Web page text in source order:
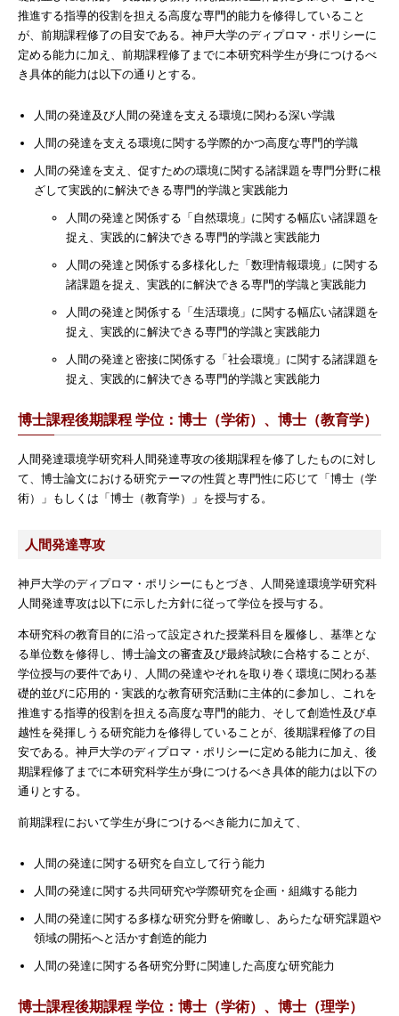
推進する指導的役割を担える高度な専門的能力を修得していること
が、前期課程修了の目安である。神戸大学のディプロマ・ポリシーに
定める能力に加え、前期課程修了までに本研究科学生が身につけるべ
き具体的能力は以下の通りとする。
人間の発達及び人間の発達を支える環境に関わる深い学識
人間の発達を支える環境に関する学際的かつ高度な専門的学識
人間の発達を支え、促すための環境に関する諸課題を専門分野に根
ざして実践的に解決できる専門的学識と実践能力
人間の発達と関係する「自然環境」に関する幅広い諸課題を
捉え、実践的に解決できる専門的学識と実践能力
人間の発達と関係する多様化した「数理情報環境」に関する
諸課題を捉え、実践的に解決できる専門的学識と実践能力
人間の発達と関係する「生活環境」に関する幅広い諸課題を
捉え、実践的に解決できる専門的学識と実践能力
人間の発達と密接に関係する「社会環境」に関する諸課題を
捉え、実践的に解決できる専門的学識と実践能力
博士課程後期課程 学位：博士（学術）、博士（教育学）
人間発達環境学研究科人間発達専攻の後期課程を修了したものに対し
て、博士論文における研究テーマの性質と専門性に応じて「博士（学
術）」もしくは「博士（教育学）」を授与する。
人間発達専攻
神戸大学のディプロマ・ポリシーにもとづき、人間発達環境学研究科
人間発達専攻は以下に示した方針に従って学位を授与する。
本研究科の教育目的に沿って設定された授業科目を履修し、基準とな
る単位数を修得し、博士論文の審査及び最終試験に合格することが、
学位授与の要件であり、人間の発達やそれを取り巻く環境に関わる基
礎的並びに応用的・実践的な教育研究活動に主体的に参加し、これを
推進する指導的役割を担える高度な専門的能力、そして創造性及び卓
越性を発揮しうる研究能力を修得していることが、後期課程修了の目
安である。神戸大学のディプロマ・ポリシーに定める能力に加え、後
期課程修了までに本研究科学生が身につけるべき具体的能力は以下の
通りとする。
前期課程において学生が身につけるべき能力に加えて、
人間の発達に関する研究を自立して行う能力
人間の発達に関する共同研究や学際研究を企画・組織する能力
人間の発達に関する多様な研究分野を俯瞰し、あらたな研究課題や
領域の開拓へと活かす創造的能力
人間の発達に関する各研究分野に関連した高度な研究能力
博士課程後期課程 学位：博士（学術）、博士（理学）